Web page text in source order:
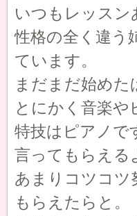
いつもレッス
性格の全く違う
ています。
まだまだ始め
とにかく音楽
特技はピアノで
言ってもらえる
あまりコツコツ
もらえたらと。